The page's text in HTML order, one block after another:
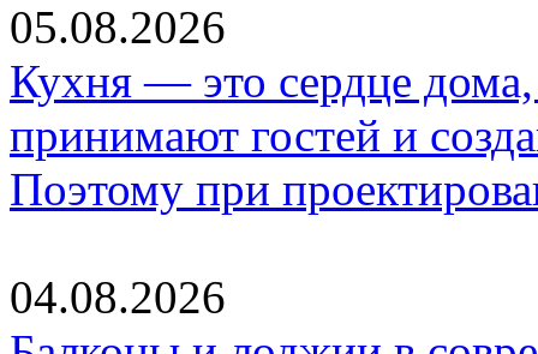
05.08.2026
Кухня — это сердце дома,
принимают гостей и
Поэтому при
04.08.2026